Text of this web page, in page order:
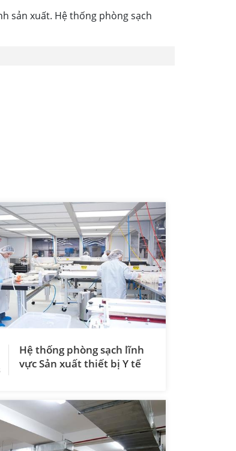
sản xuất. Hệ thống phòng sạch
Hệ thống phòng sạch lĩnh
vực Sản xuất thiết bị Y tế